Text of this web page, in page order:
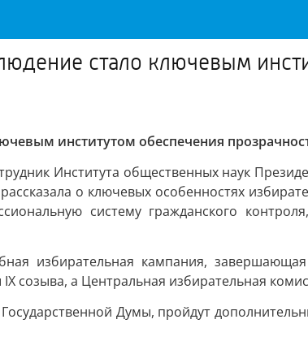
стало ключевым
институтом обеспечения
Института общественных наук
о ключевых особенностях
систему гражданского
избирательная кампания,
созыва, а Центральная избирательная
Думы, пройдут